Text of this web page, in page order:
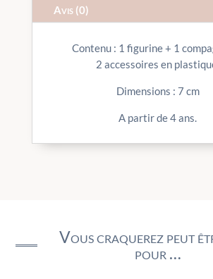
Avis (0)
Contenu : 1 figurine + 1
2 accessoires en
Dimensions : 7 cm
A partir de 4 ans.
Vous craquerez peut
pour …